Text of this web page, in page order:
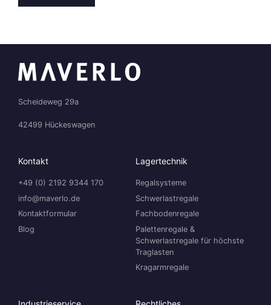
Scheideweg 29a
42499 Hückeswagen
Kontakt
+49 (0) 2192 9344 170
info@maverlo.de
Kontaktformular
Blog
Lagertechnik
Regalsysteme
Schwerlastregale
Fachbodenregale
Palettenregale &
Schwerlastregale für höchste
Traglasten
Kragarmregale